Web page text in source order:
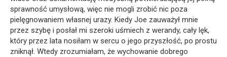
sprawność umysłową, więc nie mogli zrobić nic poza
pielęgnowaniem własnej urazy. Kiedy Joe zauważył mnie
przez szybę i posłał mi szeroki uśmiech z werandy, cały lęk,
który przez lata nosiłam w sercu o jego przyszłość, po prostu
zniknął. Wtedy zrozumiałam, że wychowanie dobrego